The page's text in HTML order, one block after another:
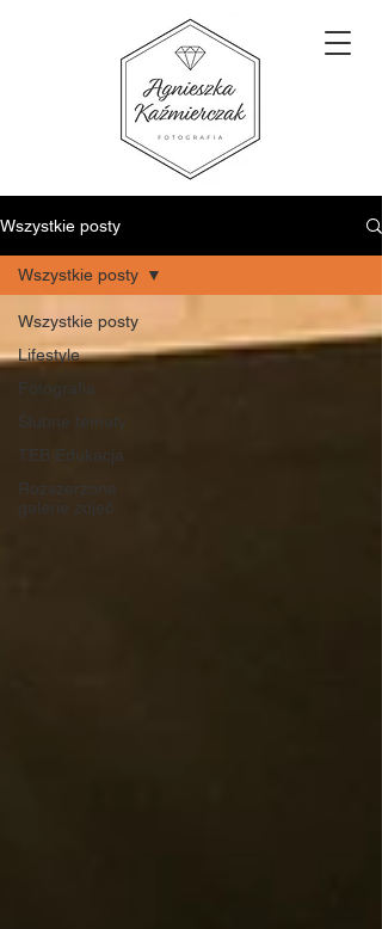
Wszystkie posty
Wszystkie posty
Lifestyle
Fotografia
Ślubne tematy
TEB Edukacja
Rozszerzone
galerie zdjęć
Wszystkie posty